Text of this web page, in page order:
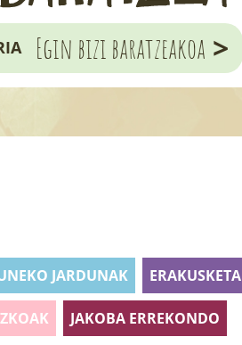
Egin bizi baratzeakoa >
JARDUNAK ERAKUSKETA
JAKOBA ERREKONDO